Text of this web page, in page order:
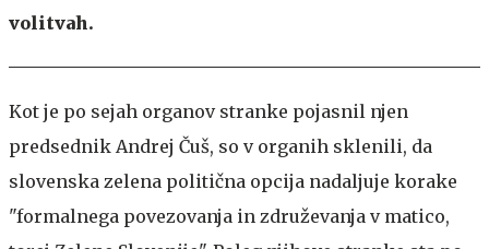
volitvah.
Kot je po sejah organov stranke pojasnil njen
predsednik Andrej Čuš, so v organih sklenili, da
slovenska zelena politična opcija nadaljuje korake
"formalnega povezovanja in združevanja v matico,